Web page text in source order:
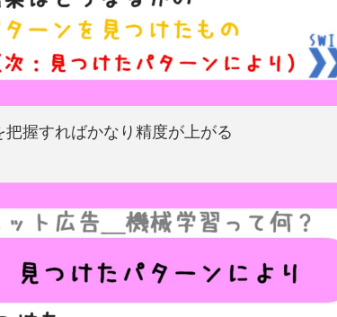
握すればかなり精度が上がる